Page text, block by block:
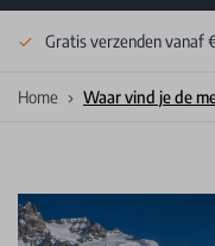
Gratis verzenden vanaf
Home Waar vind je de